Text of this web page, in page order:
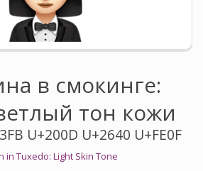
в смокинге:
тон кожи
U+200D U+2640 U+FE0F
in Tuxedo: Light Skin Tone